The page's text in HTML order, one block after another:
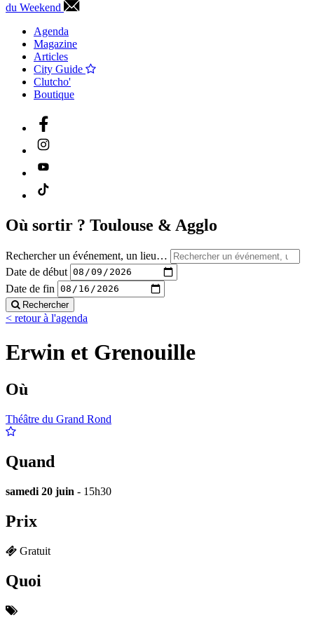
du Weekend
Agenda
Magazine
Articles
City Guide
Clutcho'
Boutique
Où sortir ? Toulouse & Agglo
Rechercher un événement, un lieu…
Date de début
Date de fin
Rechercher
< retour à l'agenda
Erwin et Grenouille
Où
Théâtre du Grand Rond
Quand
samedi 20 juin - 15h30
Prix
Gratuit
Quoi